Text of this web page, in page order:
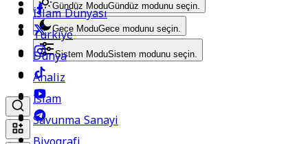
Gündüz ModuGündüz modunu seçin.
Gece ModuGece modunu seçin.
Sistem ModuSistem modunu seçin.
İslam Dünyası
Türkiye
Dünya
Analiz
İslam
Savunma Sanayi